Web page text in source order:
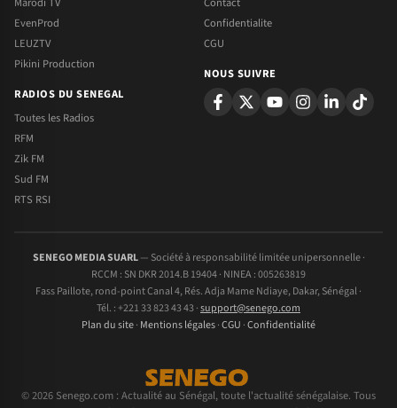
EvenProd
LEUZTV
Pikini Production
RADIOS DU SENEGAL
Toutes les Radios
RFM
Zik FM
Sud FM
RTS RSI
Confidentialite
CGU
NOUS SUIVRE
SENEGO MEDIA SUARL— Société à responsabilité limitée unipersonnelle ·
RCCM : SN DKR 2014.B 19404 · NINEA : 005263819
Fass Paillote, rond-point Canal 4, Rés. Adja Mame Ndiaye, Dakar, Sénégal ·
Tél. : +221 33 823 43 43 ·support@senego.com
Plan du site· Mentions légales·CGU ·Confidentialité
© 2026 Senego.com : Actualité au Sénégal, toute l'actualité sénégalaise. Tous